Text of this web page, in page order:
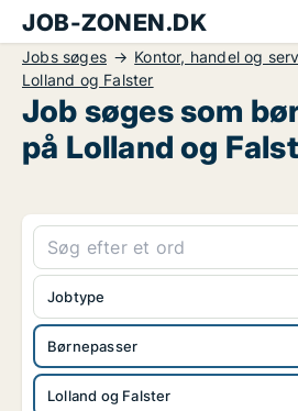
JOB-ZONEN.DK
Jobs søges Kontor, handel og
Lolland og Falster
Job søges som
på Lolland og
Børnepasser
Lolland og Falster
Jobtype